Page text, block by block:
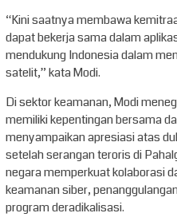
“Kini saatnya membawa
dapat bekerja sama dalam
mendukung Indonesia dalam
satelit,” kata Modi.
Di sektor keamanan, Modi
memiliki kepentingan bersama
menyampaikan apresiasi atas
setelah serangan teroris di
negara memperkuat kolaborasi
keamanan siber,
program deradikalisasi.